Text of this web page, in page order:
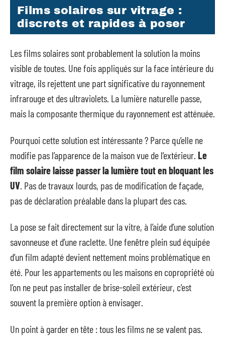
Films solaires sur vitrage :
discrets et rapides à poser
Les films solaires sont probablement la solution la moins
visible de toutes. Une fois appliqués sur la face intérieure du
vitrage, ils rejettent une part significative du rayonnement
infrarouge et des ultraviolets. La lumière naturelle passe,
mais la composante thermique du rayonnement est atténuée.
Pourquoi cette solution est intéressante ? Parce qu’elle ne
modifie pas l’apparence de la maison vue de l’extérieur. Le
film solaire laisse passer la lumière tout en bloquant les
UV . Pas de travaux lourds, pas de modification de façade,
pas de déclaration préalable dans la plupart des cas.
La pose se fait directement sur la vitre, à l’aide d’une solution
savonneuse et d’une raclette. Une fenêtre plein sud équipée
d’un film adapté devient nettement moins problématique en
été. Pour les appartements ou les maisons en copropriété où
l’on ne peut pas installer de brise-soleil extérieur, c’est
souvent la première option à envisager.
Un point à garder en tête : tous les films ne se valent pas.